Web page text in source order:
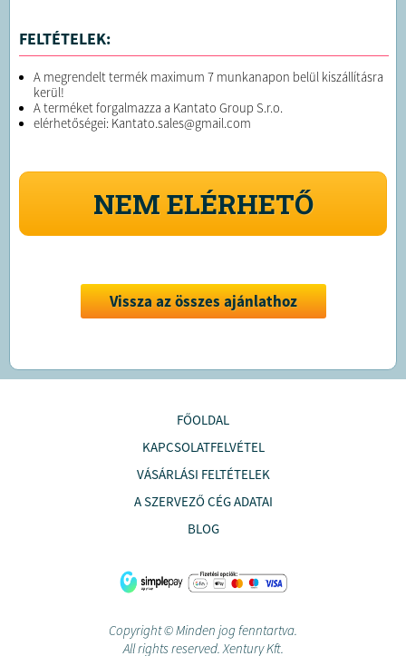
FELTÉTELEK:
A megrendelt termék maximum 7 munkanapon belül kiszállításra
kerül!
A terméket forgalmazza a Kantato Group S.r.o.
elérhetőségei: Kantato.sales@gmail.com
NEM ELÉRHETŐ
Vissza az összes ajánlathoz
FŐOLDAL
KAPCSOLATFELVÉTEL
VÁSÁRLÁSI FELTÉTELEK
A SZERVEZŐ CÉG ADATAI
BLOG
Copyright © Minden jog fenntartva.
All rights reserved. Xentury Kft.